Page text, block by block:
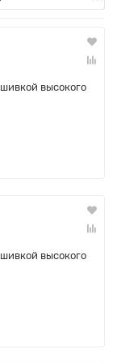
высокого
высокого